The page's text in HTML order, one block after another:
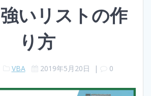
いリストの作
り方
VBA 2019年5月20日 | 0